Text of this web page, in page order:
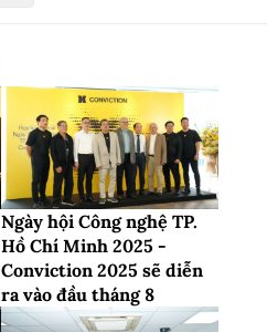
Ngày hội Công nghệ TP.
Hồ Chí Minh 2025 -
Conviction 2025 sẽ diễn
ra vào đầu tháng 8